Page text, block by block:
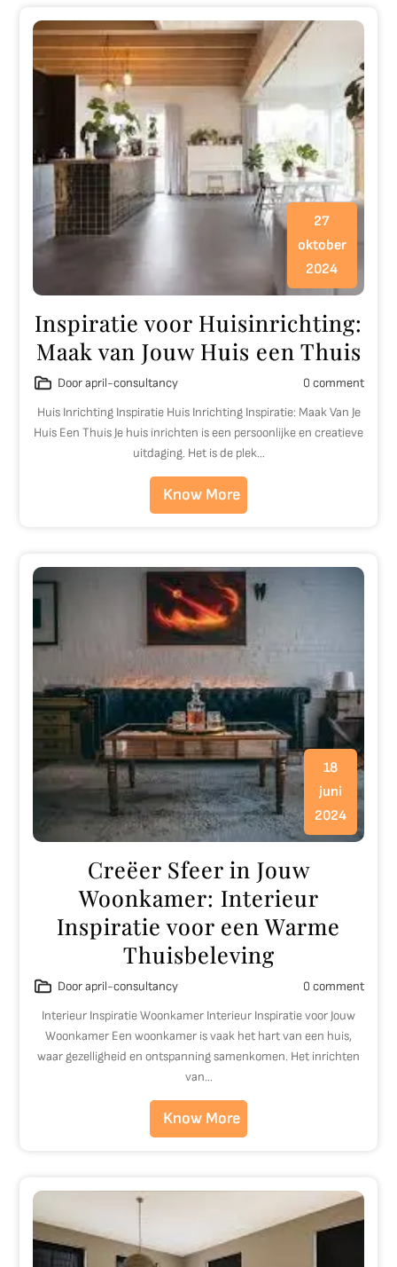
27
oktober
2024
Inspiratie voor Huisinrichting:
Maak van Jouw Huis een Thuis
Door april-consultancy
0 comment
Huis Inrichting Inspiratie Huis Inrichting Inspiratie: Maak Van Je
Huis Een Thuis Je huis inrichten is een persoonlijke en creatieve
uitdaging. Het is de plek…
Know More
18
juni
2024
Creëer Sfeer in Jouw
Woonkamer: Interieur
Inspiratie voor een Warme
Thuisbeleving
Door april-consultancy
0 comment
Interieur Inspiratie Woonkamer Interieur Inspiratie voor Jouw
Woonkamer Een woonkamer is vaak het hart van een huis,
waar gezelligheid en ontspanning samenkomen. Het inrichten
van…
Know More